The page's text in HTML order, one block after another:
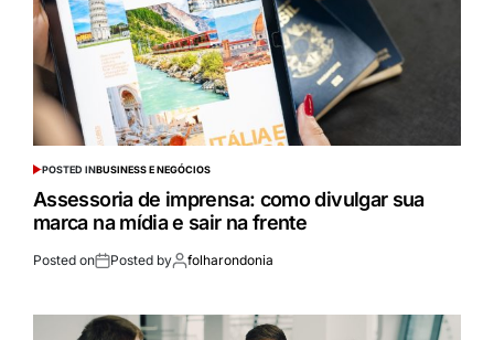
POSTED INBUSINESS E NEGÓCIOS
Assessoria de imprensa: como divulgar sua
marca na mídia e sair na frente
Posted on Posted by folharondonia